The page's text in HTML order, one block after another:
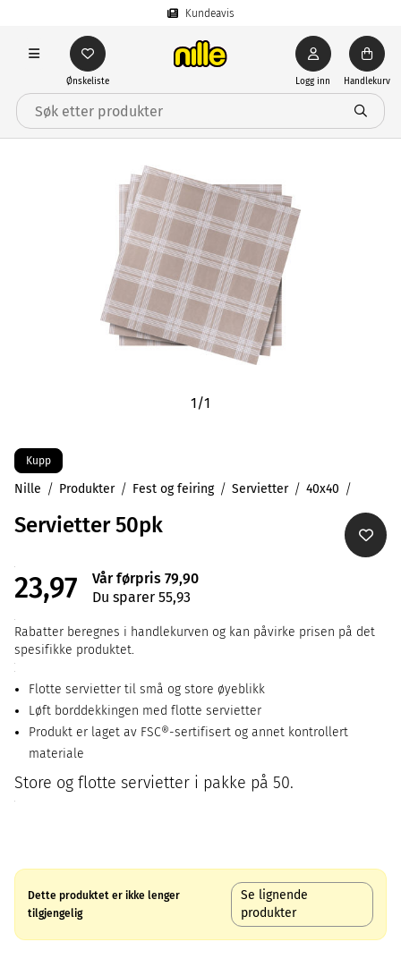
Kundeavis
Ønskeliste Logg inn Handlekurv
1/1
Kupp
Nille Produkter Fest og feiring Servietter 40x40
Servietter 50pk
23,97
Vår førpris 79,90
Du sparer 55,93
Rabatter beregnes i handlekurven og kan påvirke prisen på det
spesifikke produktet.
Flotte servietter til små og store øyeblikk
Løft borddekkingen med flotte servietter
Produkt er laget av FSC®-sertifisert og annet kontrollert
materiale
Store og flotte servietter i pakke på 50.
Dette produktet er ikke lenger
tilgjengelig
Se lignende
produkter